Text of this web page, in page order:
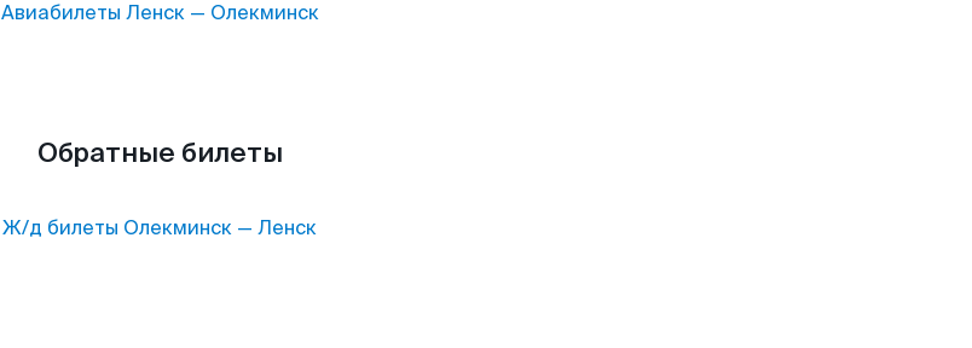
Авиабилеты Ленск— Олекминск
Обратные билеты
Ж/д билеты Олекминск — Ленск